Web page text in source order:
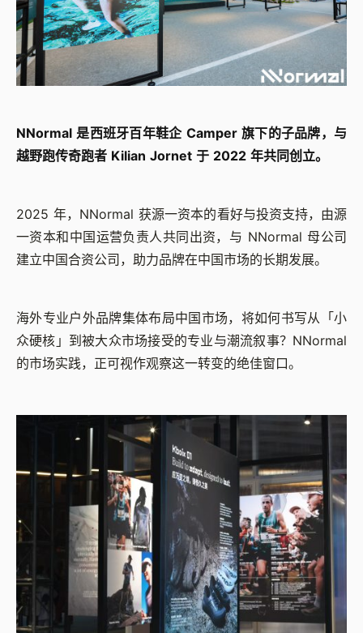
NNormal 是西班牙百年鞋企 Camper 旗下的子品牌，与
越野跑传奇跑者 Kilian Jornet 于 2022 年共同创立。
2025 年，NNormal 获源一资本的看好与投资支持，由源
一资本和中国运营负责人共同出资，与 NNormal 母公司
建立中国合资公司，助力品牌在中国市场的长期发展。
海外专业户外品牌集体布局中国市场，将如何书写从「小
众硬核」到被大众市场接受的专业与潮流叙事？NNormal
的市场实践，正可视作观察这一转变的绝佳窗口。